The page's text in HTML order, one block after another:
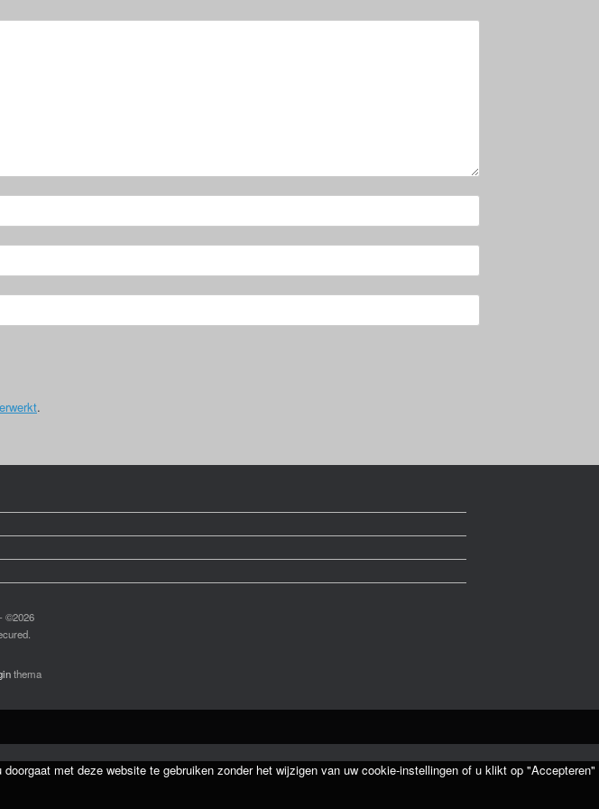
.
©2026
thema
met deze website te gebruiken zonder het wijzigen van uw cookie-instellingen of u klikt op "Accepteren"